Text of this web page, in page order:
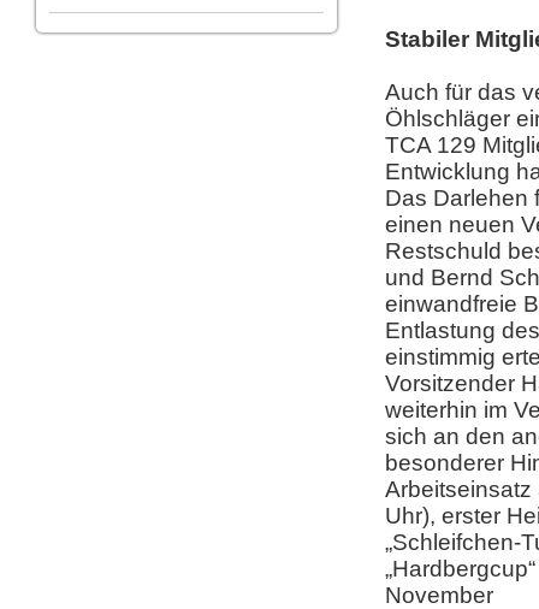
Stabiler
Auch für das
Öhlschläger
TCA 129
Entwicklung
Das Darlehen
einen neuen
Restschuld
und Bernd
einwandfreie
Entlastung
einstimmig
Vorsitzender
weiterhin im
sich an den
besonderer
Arbeitseinsatz
Uhr), erster
„Schleifchen-
November